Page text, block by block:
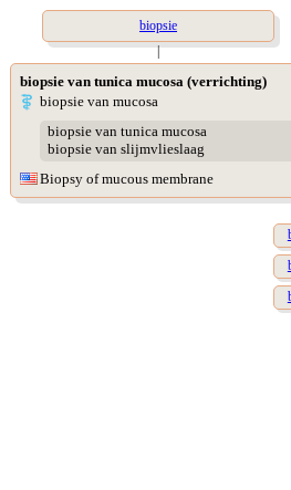
biopsie
|
biopsie van tunica mucosa (verrichting)
biopsie van mucosa
biopsie van tunica mucosa
biopsie van slijmvlieslaag
Biopsy of mucous membrane